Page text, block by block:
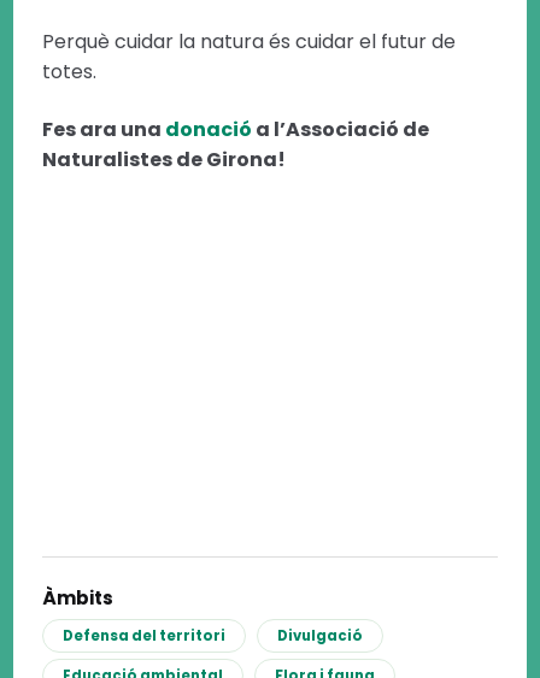
Perquè cuidar la natura és cuidar el futur de
totes.
Fes ara una donació a l’Associació de
Naturalistes de Girona!
Àmbits
Defensa del territori Divulgació